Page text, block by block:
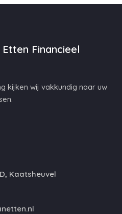
Financieel
kijken wij vakkundig naar uw
Kaatsheuvel